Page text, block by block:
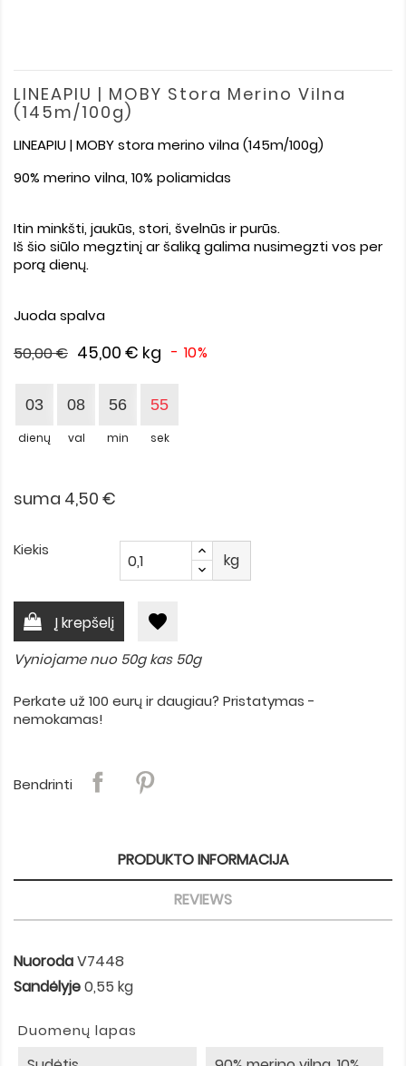
LINEAPIU | MOBY Stora Merino Vilna
(145m/100g)
LINEAPIU | MOBY stora merino vilna (145m/100g)
90% merino vilna, 10% poliamidas
Itin minkšti, jaukūs, stori, švelnūs ir purūs.
Iš šio siūlo megztinį ar šaliką galima nusimegzti vos per
porą dienų.
Juoda spalva
45,00 € kg - 10%
50,00 €
03
dienų
08
val
56
min
55
sek
suma 4,50 €
Kiekis
kg
Į krepšelį favorite
Vyniojame nuo 50g kas 50g
Perkate už 100 eurų ir daugiau? Pristatymas -
nemokamas!
Bendrinti
PRODUKTO INFORMACIJA
REVIEWS
NuorodaV7448
Sandėlyje0,55 kg
Duomenų lapas